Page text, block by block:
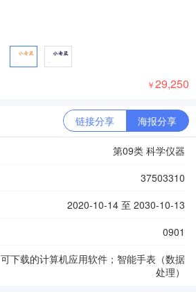
￥29,250
链接分享 海报分享
第09类 科学仪器
37503310
2020-10-14 至 2030-10-13
0901
可下载的计算机应用软件；智能手表（数据
处理）